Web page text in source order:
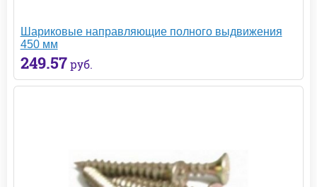
Шариковые направляющие полного выдвижения
450 мм
249.57 руб.